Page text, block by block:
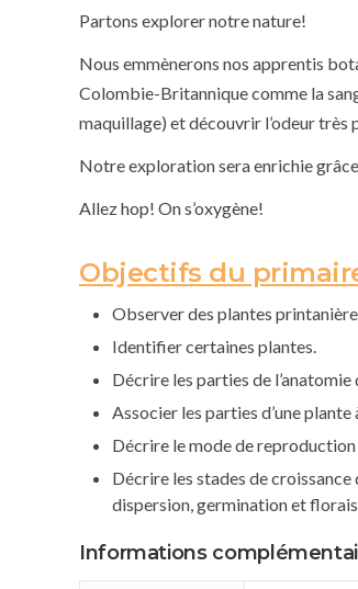
Partons explorer notre nature!
Nous emmènerons nos apprentis
Colombie-Britannique comme la
maquillage) et découvrir l’odeur
Notre exploration sera enrichie
Allez hop! On s’oxygène!
Objectifs du
Observer des plantes
Identifier certaines plantes.
Décrire les parties de
Associer les parties d’une
Décrire le mode de
Décrire les stades de
dispersion, germination et
Informations